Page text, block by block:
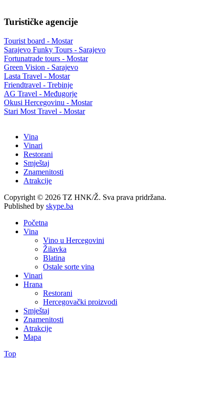
Turističke agencije
Tourist board - Mostar
Sarajevo Funky Tours - Sarajevo
Fortunatrade tours - Mostar
Green Vision - Sarajevo
Lasta Travel - Mostar
Friendtravel - Trebinje
AG Travel - Međugorje
Okusi Hercegovinu - Mostar
Stari Most Travel - Mostar
Vina
Vinari
Restorani
Smještaj
Znamenitosti
Atrakcije
Copyright © 2026 TZ HNK/Ž. Sva prava pridržana.
Published by skype.ba
Početna
Vina
Vino u Hercegovini
Žilavka
Blatina
Ostale sorte vina
Vinari
Hrana
Restorani
Hercegovački proizvodi
Smještaj
Znamenitosti
Atrakcije
Mapa
Top